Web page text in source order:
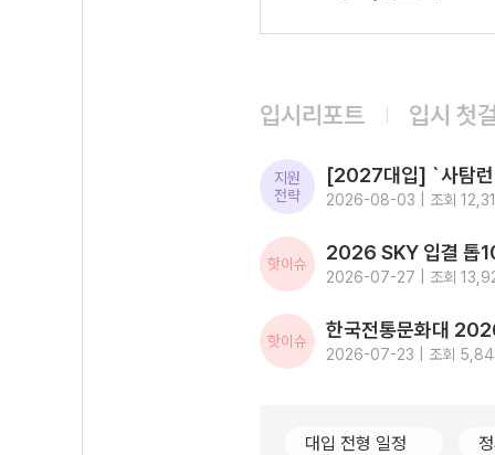
입시리포트 입시 첫
지원
전략
2026-08-03 | 조회
핫이슈
2026-07-27 | 조회
핫이슈
2026-07-23 | 조회
대입 전형 일정